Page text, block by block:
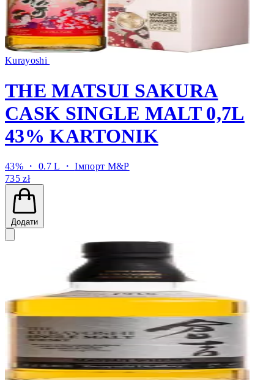
Kurayoshi
THE MATSUI SAKURA
CASK SINGLE MALT 0,7L
43% KARTONIK
43% ・ 0.7 L ・Імпорт M&P
735 zł
Додати